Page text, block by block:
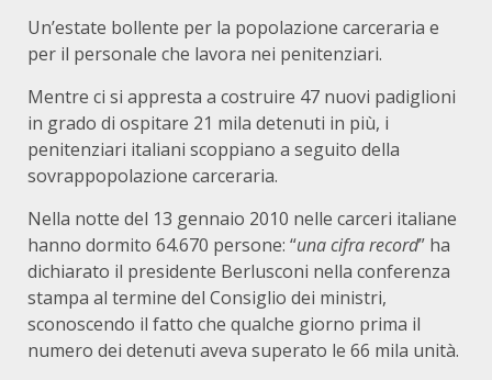
Un’estate bollente per la popolazione carceraria e
per il personale che lavora nei penitenziari.
Mentre ci si appresta a costruire 47 nuovi padiglioni
in grado di ospitare 21 mila detenuti in più, i
penitenziari italiani scoppiano a seguito della
sovrappopolazione carceraria.
Nella notte del 13 gennaio 2010 nelle carceri italiane
hanno dormito 64.670 persone: “una cifra record” ha
dichiarato il presidente Berlusconi nella conferenza
stampa al termine del Consiglio dei ministri,
sconoscendo il fatto che qualche giorno prima il
numero dei detenuti aveva superato le 66 mila unità.